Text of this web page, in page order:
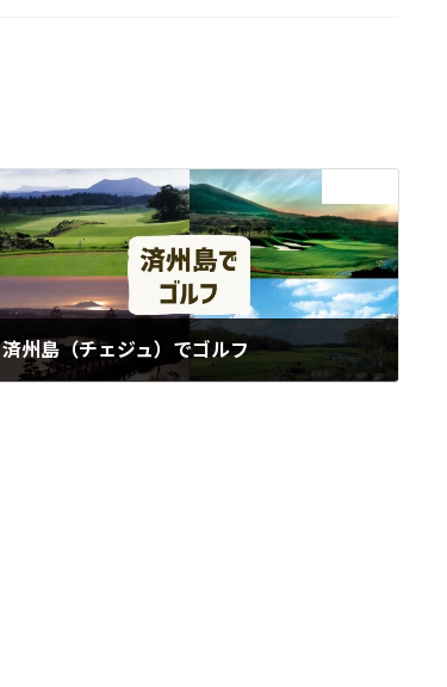
済州島（チェジュ）でゴルフ